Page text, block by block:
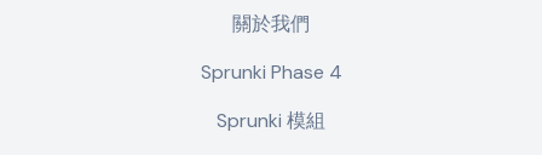
關於我們
Sprunki Phase 4
Sprunki 模組